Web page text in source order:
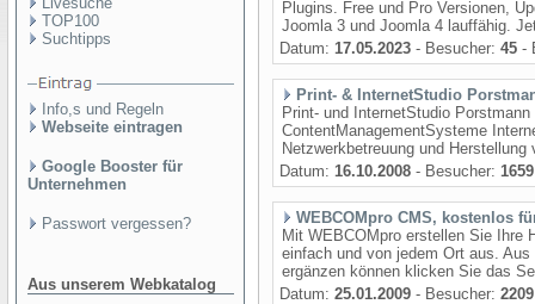
TOP100
Suchtipps
Info,s und Regeln
Webseite eintragen
Google Booster für
Unternehmen
Passwort vergessen?
Aus unserem Webkatalog
Plugins. Free und Pro Versionen,
Joomla 3 und Joomla 4 lauffähig.
Datum: 17.05.2023 - Besucher: 45 -
Print- & InternetStudio
Print- und InternetStudio
ContentManagementSysteme
Netzwerkbetreuung und Herstellung
Datum: 16.10.2008 - Besucher: 1659
WEBCOMpro CMS, kostenlos
Mit WEBCOMpro erstellen Sie Ihre
einfach und von jedem Ort aus.
ergänzen können klicken Sie das
Datum: 25.01.2009 - Besucher: 2209